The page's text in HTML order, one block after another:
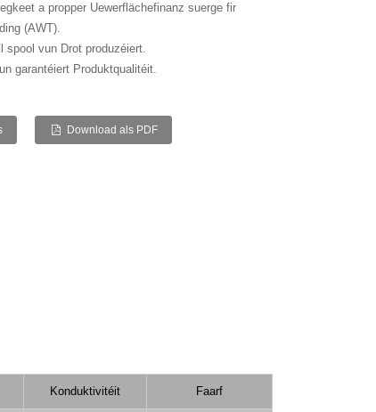
a propper Uewerflächefinanz suerge fir
(AWT).
spool vun Drot produzéiert.
garantéiert Produktqualitéit.
Download als PDF
Konduktivitéit Faarf